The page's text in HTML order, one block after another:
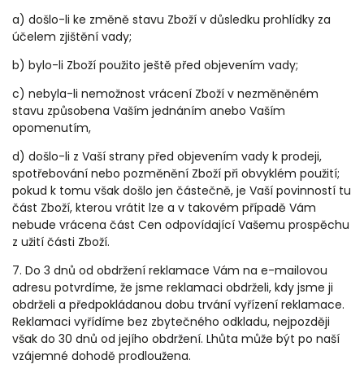
a) došlo-li ke změně stavu Zboží v důsledku prohlídky za
účelem zjištění vady;
b) bylo-li Zboží použito ještě před objevením vady;
c) nebyla-li nemožnost vrácení Zboží v nezměněném
stavu způsobena Vaším jednáním anebo Vaším
opomenutím,
d) došlo-li z Vaší strany před objevením vady k prodeji,
spotřebování nebo pozměnění Zboží při obvyklém použití;
pokud k tomu však došlo jen částečně, je Vaší povinností tu
část Zboží, kterou vrátit lze a v takovém případě Vám
nebude vrácena část Cen odpovídající Vašemu prospěchu
z užití části Zboží.
7. Do 3 dnů od obdržení reklamace Vám na e-mailovou
adresu potvrdíme, že jsme reklamaci obdrželi, kdy jsme ji
obdrželi a předpokládanou dobu trvání vyřízení reklamace.
Reklamaci vyřídíme bez zbytečného odkladu, nejpozději
však do 30 dnů od jejího obdržení. Lhůta může být po naší
vzájemné dohodě prodloužena.